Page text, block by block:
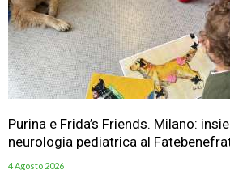
Purina e Frida’s Friends. Milano:
neurologia pediatrica al
4 Agosto 2026